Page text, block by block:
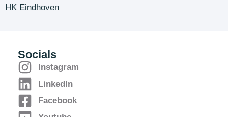
HK Eindhoven
Socials
Instagram
LinkedIn
Facebook